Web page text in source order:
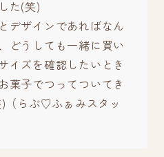
た(笑)
デザインであればなん
どうしても一緒に買い
イズを確認したいとき
菓子でつってついてき
（らぶ♡ふぁみスタッ